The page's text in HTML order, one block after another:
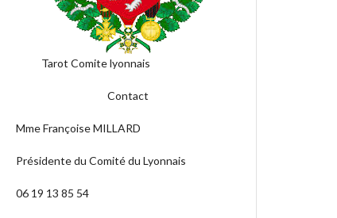
Tarot Comite lyonnais
Contact
Mme Françoise MILLARD
Présidente du Comité du Lyonnais
06 19 13 85 54